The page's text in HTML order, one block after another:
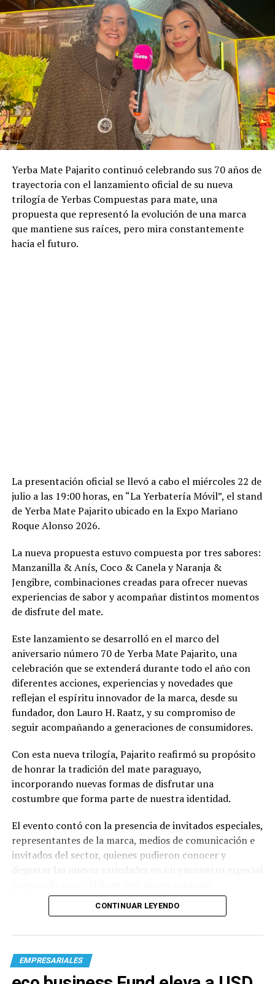
Yerba Mate Pajarito continuó celebrando sus 70 años de
trayectoria con el lanzamiento oficial de su nueva
trilogía de Yerbas Compuestas para mate, una
propuesta que representó la evolución de una marca
que mantiene sus raíces, pero mira constantemente
hacia el futuro.
La presentación oficial se llevó a cabo el miércoles 22 de
julio a las 19:00 horas, en “La Yerbatería Móvil”, el stand
de Yerba Mate Pajarito ubicado en la Expo Mariano
Roque Alonso 2026.
La nueva propuesta estuvo compuesta por tres sabores:
Manzanilla & Anís, Coco & Canela y Naranja &
Jengibre, combinaciones creadas para ofrecer nuevas
experiencias de sabor y acompañar distintos momentos
de disfrute del mate.
Este lanzamiento se desarrolló en el marco del
aniversario número 70 de Yerba Mate Pajarito, una
celebración que se extenderá durante todo el año con
diferentes acciones, experiencias y novedades que
reflejan el espíritu innovador de la marca, desde su
fundador, don Lauro H. Raatz, y su compromiso de
seguir acompañando a generaciones de consumidores.
Con esta nueva trilogía, Pajarito reafirmó su propósito
de honrar la tradición del mate paraguayo,
incorporando nuevas formas de disfrutar una
costumbre que forma parte de nuestra identidad.
El evento contó con la presencia de invitados especiales,
representantes de la marca, medios de comunicación e
invitados del sector, quienes pudieron conocer y
CONTINUAR LEYENDO
EMPRESARIALES